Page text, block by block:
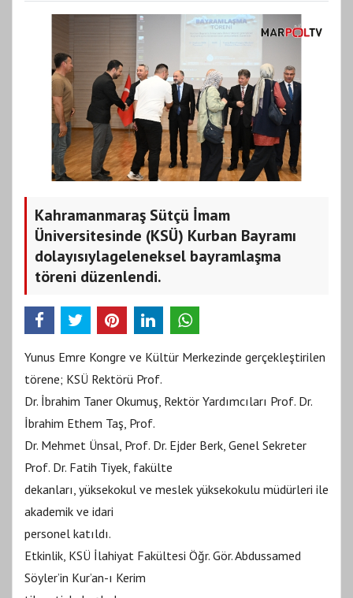
Kahramanmaraş Sütçü İmam
Üniversitesinde (KSÜ) Kurban Bayramı
dolayısıylageleneksel bayramlaşma
töreni düzenlendi.
Yunus Emre Kongre ve Kültür Merkezinde gerçekleştirilen
törene; KSÜ Rektörü Prof.
Dr. İbrahim Taner Okumuş, Rektör Yardımcıları Prof. Dr.
İbrahim Ethem Taş, Prof.
Dr. Mehmet Ünsal, Prof. Dr. Ejder Berk, Genel Sekreter
Prof. Dr. Fatih Tiyek, fakülte
dekanları, yüksekokul ve meslek yüksekokulu müdürleri ile
akademik ve idari
personel katıldı.
Etkinlik, KSÜ İlahiyat Fakültesi Öğr. Gör. Abdussamed
Söyler’in Kur’an-ı Kerim